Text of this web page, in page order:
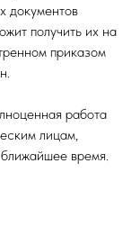
документов
получить их на
приказом
работа
лицам,
время.